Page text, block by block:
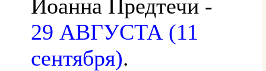
Иоанна Предтечи -
29 АВГУСТА (11
сентября).